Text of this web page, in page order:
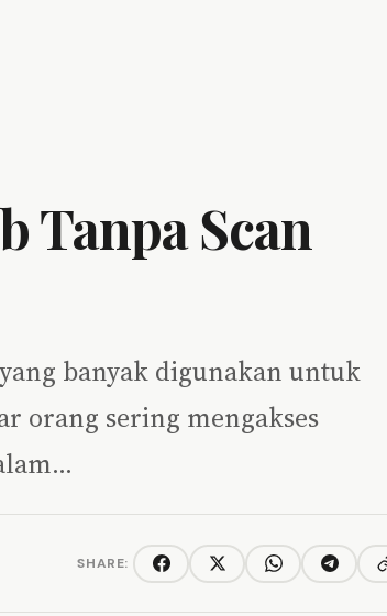
Tanpa Scan
banyak digunakan untuk
orang sering mengakses
SHARE: FacebookTwitter/XWhatsAppTelegram